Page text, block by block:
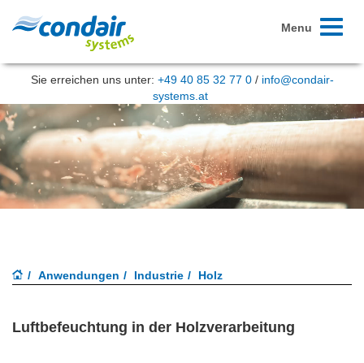
Toggle
Menu
Sie erreichen uns unter: +49 40 85 32 77 0/ info@condair-
systems.at
Anwendungen Industrie Holz
Luftbefeuchtung in der Holzverarbeitung